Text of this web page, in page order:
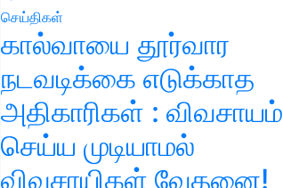
செய்திகள்
கால்வாயை தூர்வார
நடவடிக்கை எடுக்காத
அதிகாரிகள் : விவசாயம்
செய்ய முடியாமல்
விவசாயிகள் வேதனை!